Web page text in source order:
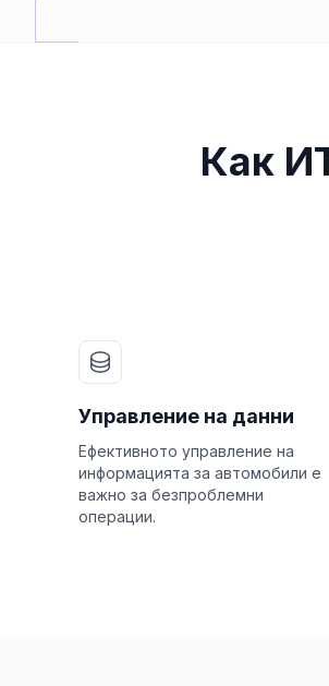
Как
Управление на данни
Ефективното управление на
информацията за автомобили е
важно за безпроблемни
операции.